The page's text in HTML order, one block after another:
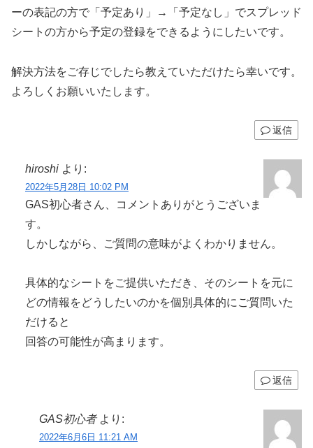
ーの表記の方で「予定あり」→「予定なし」でスプレッド
シートの方から予定の登録をできるようにしたいです。
解決方法をご存じでしたら教えていただけたら幸いです。
よろしくお願いいたします。
返信
hiroshi より:
2022年5月28日 10:02 PM
GAS初心者さん、コメントありがとうございま
す。
しかしながら、ご質問の意味がよくわかりません。
具体的なシートをご提供いただき、そのシートを元に
どの情報をどうしたいのかを個別具体的にご質問いた
だけると
回答の可能性が高まります。
返信
GAS初心者 より:
2022年6月6日 11:21 AM